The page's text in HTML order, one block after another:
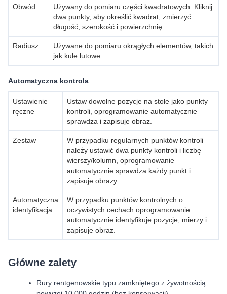
Obwód
Używany do pomiaru części kwadratowych. Kliknij
dwa punkty, aby określić kwadrat, zmierzyć
długość, szerokość i powierzchnię.
Radiusz
Używane do pomiaru okrągłych elementów, takich
jak kule lutowe.
Automatyczna kontrola
Ustawienie
ręczne
Ustaw dowolne pozycje na stole jako punkty
kontroli, oprogramowanie automatycznie
sprawdza i zapisuje obraz.
Zestaw
W przypadku regularnych punktów kontroli
należy ustawić dwa punkty kontroli i liczbę
wierszy/kolumn, oprogramowanie
automatycznie sprawdza każdy punkt i
zapisuje obrazy.
Automatyczna
identyfikacja
W przypadku punktów kontrolnych o
oczywistych cechach oprogramowanie
automatycznie identyfikuje pozycje, mierzy i
zapisuje obraz.
Główne zalety
Rury rentgenowskie typu zamkniętego z żywotnością